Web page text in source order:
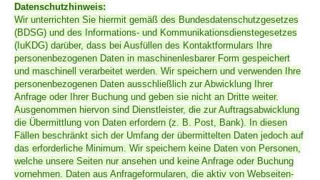
Datenschutzhinweis:
Wir unterrichten Sie hiermit gemäß des Bundesdatenschutzgesetzes
(BDSG) und des Informations- und Kommunikationsdienstegesetzes
(IuKDG) darüber, dass bei Ausfüllen des Kontaktformulars Ihre
personenbezogenen Daten in maschinenlesbarer Form gespeichert
und maschinell verarbeitet werden. Wir speichern und verwenden Ihre
personenbezogenen Daten ausschließlich zur Abwicklung Ihrer
Anfrage oder Ihrer Buchung und geben sie nicht an Dritte weiter.
Ausgenommen hiervon sind Dienstleister, die zur Auftragsabwicklung
die Übermittlung von Daten erfordern (z. B. Post, Bank). In diesen
Fällen beschränkt sich der Umfang der übermittelten Daten jedoch auf
das erforderliche Minimum. Wir speichern keine Daten von Personen,
welche unsere Seiten nur ansehen und keine Anfrage oder Buchung
vornehmen. Daten aus Anfrageformularen, die aktiv von Webseiten-